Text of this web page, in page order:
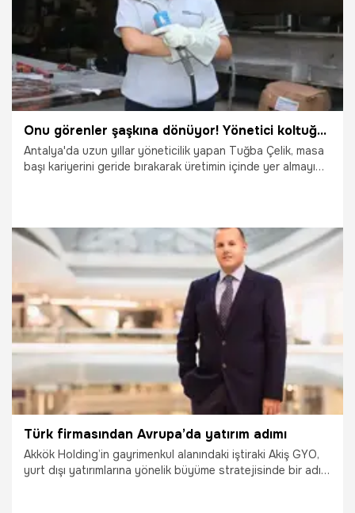
Onu görenler şaşkına dönüyor! Yönetici koltuğunu bırakıp üretime geçti: Onlarca kadına ilham oldu
Antalya'da uzun yıllar yöneticilik yapan Tuğba Çelik, masa
başı kariyerini geride bırakarak üretimin içinde yer almayı
ilham verdi.
16.07.2026 Gündem
Türk firmasından Avrupa’da yatırım adımı
Akkök Holding’in gayrimenkul alanındaki iştiraki Akiş GYO,
yurt dışı yatırımlarına yönelik büyüme stratejisinde bir adım